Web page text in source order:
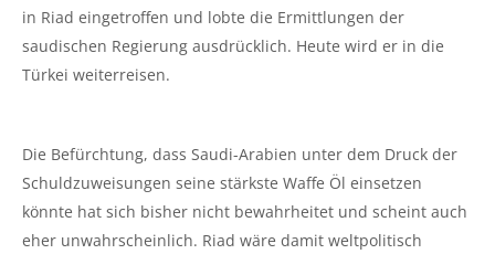
in Riad eingetroffen und lobte die Ermittlungen der
saudischen Regierung ausdrücklich. Heute wird er in die
Türkei weiterreisen.
Die Befürchtung, dass Saudi-Arabien unter dem Druck der
Schuldzuweisungen seine stärkste Waffe Öl einsetzen
könnte hat sich bisher nicht bewahrheitet und scheint auch
eher unwahrscheinlich. Riad wäre damit weltpolitisch